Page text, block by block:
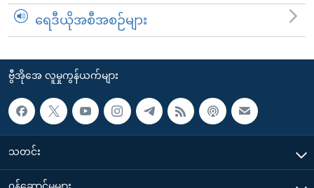
ရေဒီယိုအစီအစဉ်များ
ဗွီအိုအေ လူမှုကွန်ယက်များ
သတင်း